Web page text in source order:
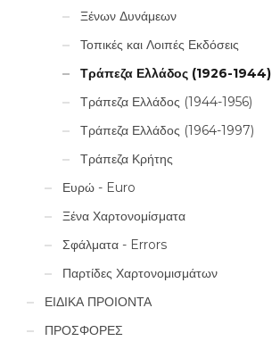
Ξένων Δυνάμεων
Τοπικές και Λοιπές Εκδόσεις
Τράπεζα Ελλάδος (1926-1944)
Τράπεζα Ελλάδος (1944-1956)
Τράπεζα Ελλάδος (1964-1997)
Τράπεζα Κρήτης
Ευρώ - Euro
Ξένα Χαρτονομίσματα
Σφάλματα - Errors
Παρτίδες Χαρτονομισμάτων
ΕΙΔΙΚΑ ΠΡΟΙΟΝΤΑ
ΠΡΟΣΦΟΡΕΣ